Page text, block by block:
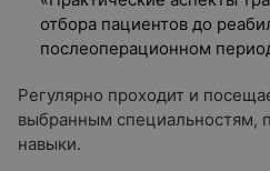
отбора пациентов до
послеоперационном
Регулярно проходит и
выбранным специальностям,
навыки.